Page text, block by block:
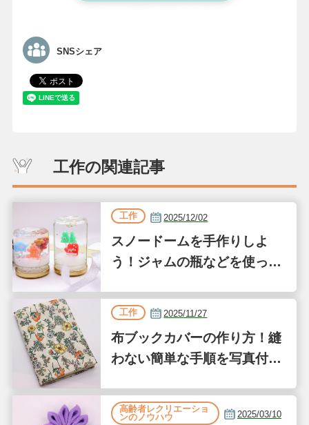
SNSシェア
工作の関連記事
工作 2025/12/02
スノードームを手作りしよ
う！ジャムの瓶などを使った
工作 2025/11/27
布ブックカバーの作り方！縫
わない簡単な手順を写真付き
高齢者レクリエーショ
ンのノウハウ
2025/03/10